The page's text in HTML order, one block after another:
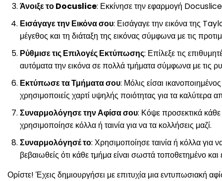
Άνοιξε το Docuslice: Εκκίνησε την εφαρμογή Docuslice
Εισάγαγε την Εικόνα σου: Εισάγαγε την εικόνα της
μέγεθος και τη διάταξη της εικόνας σύμφωνα με τις
Ρύθμισε τις Επιλογές Εκτύπωσης: Επίλεξε τις
αυτόματα την εικόνα σε πολλά τμήματα σύμφωνα με τις
Εκτύπωσε τα Τμήματα σου: Μόλις είσαι
χρησιμοποιείς χαρτί υψηλής ποιότητας για τα καλύτερα
Συναρμολόγησε την Αφίσα σου: Κόψε προσεκτικά κάθε
χρησιμοποίησε κόλλα ή ταινία για να τα κολλήσεις μαζί.
Συναρμολόγησέ το: Χρησιμοποίησε ταινία ή κόλλα για
βεβαιωθείς ότι κάθε τμήμα είναι σωστά τοποθετημένο
Ορίστε! Έχεις δημιουργήσει με επιτυχία μια εντυπωσιακή